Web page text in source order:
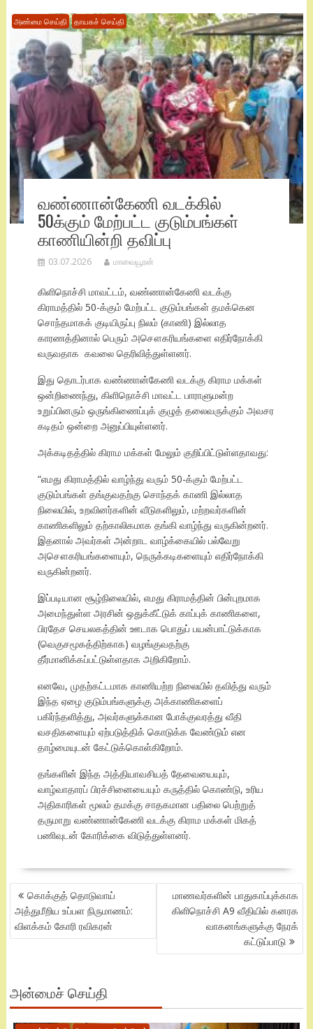
அண்மை செய்தி தாயகச் செய்தி
வண்ணான்கேணி வடக்கில்
50க்கும் மேற்பட்ட குடும்பங்கள்
காணியின்றி தவிப்பு
03.07.2026 மாவையூரன்
கிளிநொச்சி மாவட்டம், வண்ணான்கேணி வடக்கு
கிராமத்தில் 50-க்கும் மேற்பட்ட குடும்பங்கள் தமக்கென
சொந்தமாகக் குடியிருப்பு நிலம் (காணி) இல்லாத
காரணத்தினால் பெரும் அசௌகரியங்களை எதிர்நோக்கி
வருவதாக கவலை தெரிவித்துள்ளனர்.
இது தொடர்பாக வண்ணான்கேணி வடக்கு கிராம மக்கள்
ஒன்றிணைந்து, கிளிநொச்சி மாவட்ட பாராளுமன்ற
உறுப்பினரும் ஒருங்கிணைப்புக் குழுத் தலைவருக்கும் அவசர
கடிதம் ஒன்றை அனுப்பியுள்ளனர்.
அக்கடிதத்தில் கிராம மக்கள் மேலும் குறிப்பிட்டுள்ளதாவது:
“எமது கிராமத்தில் வாழ்ந்து வரும் 50-க்கும் மேற்பட்ட
குடும்பங்கள் தங்குவதற்கு சொந்தக் காணி இல்லாத
நிலையில், உறவினர்களின் வீடுகளிலும், மற்றவர்களின்
காணிகளிலும் தற்காலிகமாக தங்கி வாழ்ந்து வருகின்றனர்.
இதனால் அவர்கள் அன்றாட வாழ்க்கையில் பல்வேறு
அசௌகரியங்களையும், நெருக்கடிகளையும் எதிர்நோக்கி
வருகின்றனர்.
இப்படியான சூழ்நிலையில், எமது கிராமத்தின் பின்புறமாக
அமைந்துள்ள அரசின் ஒதுக்கீட்டுக் காப்புக் காணிகளை,
பிரதேச செயலகத்தின் ஊடாக பொதுப் பயன்பாட்டுக்காக
(வெகுசமூகத்திற்காக) வழங்குவதற்கு
தீர்மானிக்கப்பட்டுள்ளதாக அறிகிறோம்.
எனவே, முதற்கட்டமாக காணியற்ற நிலையில் தவித்து வரும்
இந்த ஏழை குடும்பங்களுக்கு அக்காணிகளைப்
பகிர்ந்தளித்து, அவர்களுக்கான போக்குவரத்து வீதி
வசதிகளையும் ஏற்படுத்திக் கொடுக்க வேண்டும் என
தாழ்மையுடன் கேட்டுக்கொள்கிறோம்.
தங்களின் இந்த அத்தியாவசியத் தேவையையும்,
வாழ்வாதாரப் பிரச்சினையையும் கருத்தில் கொண்டு, உரிய
அதிகாரிகள் மூலம் தமக்கு சாதகமான பதிலை பெற்றுத்
தருமாறு வண்ணான்கேணி வடக்கு கிராம மக்கள் மிகத்
பணிவுடன் கோரிக்கை விடுத்துள்ளனர்.
POST
NAVIGATION
கொக்குத் தொடுவாய்
அத்துமீறிய உப்பள நிருமாணம்:
விளக்கம் கோரி ரவிகரன்
மாணவர்களின் பாதுகாப்புக்காக
கிளிநொச்சி A9 வீதியில் கனரக
வாகனங்களுக்கு நேரக்
கட்டுப்பாடு
அன்மைச் செய்தி